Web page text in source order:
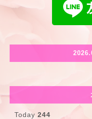
Today 244